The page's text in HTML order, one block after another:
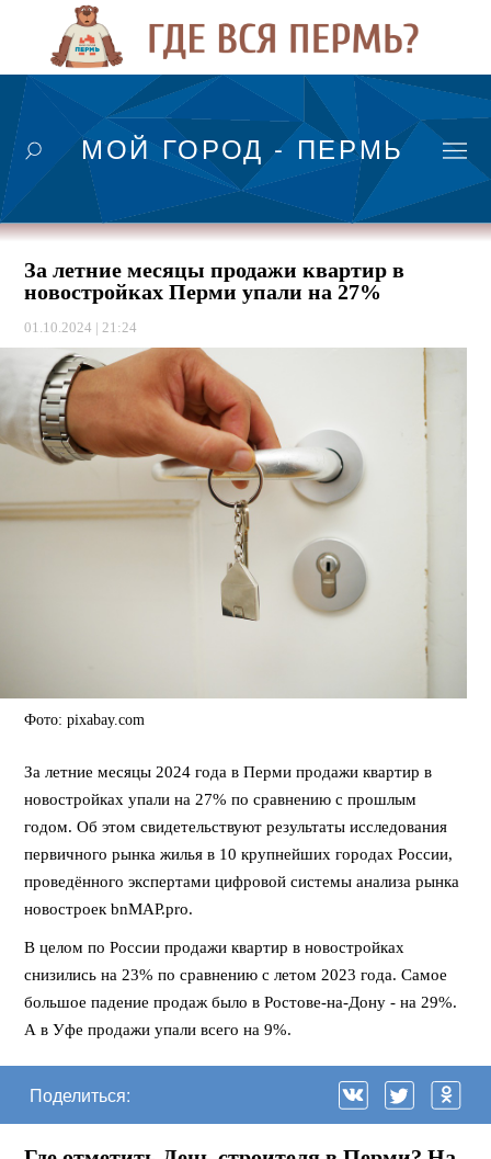
МОЙ ГОРОД - ПЕРМЬ
За летние месяцы продажи квартир в
новостройках Перми упали на 27%
01.10.2024 | 21:24
Фото: pixabay.com
За летние месяцы 2024 года в Перми продажи квартир в
новостройках упали на 27% по сравнению с прошлым
годом. Об этом свидетельствуют результаты исследования
первичного рынка жилья в 10 крупнейших городах России,
проведённого экспертами цифровой системы анализа рынка
новостроек bnMAP.pro.
В целом по России продажи квартир в новостройках
снизились на 23% по сравнению с летом 2023 года. Самое
большое падение продаж было в Ростове-на-Дону - на 29%.
А в Уфе продажи упали всего на 9%.
Поделиться: